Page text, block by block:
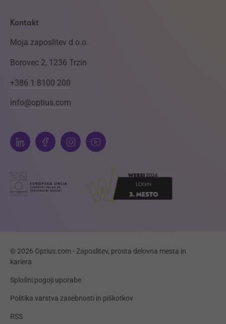
Kontakt
Moja zaposlitev d.o.o.
Borovec 2, 1236 Trzin
+386 1 8100 200
info@optius.com
© 2026 Optius.com - Zaposlitev, prosta delovna mesta in
kariera
Splošni pogoji uporabe
Politika varstva zasebnosti in piškotkov
RSS